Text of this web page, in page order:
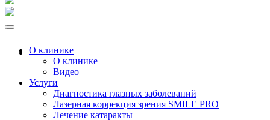
О клинике
О клинике
Видео
Услуги
Диагностика глазных заболеваний
Лазерная коррекция зрения SMILE PRO
Лечение катаракты